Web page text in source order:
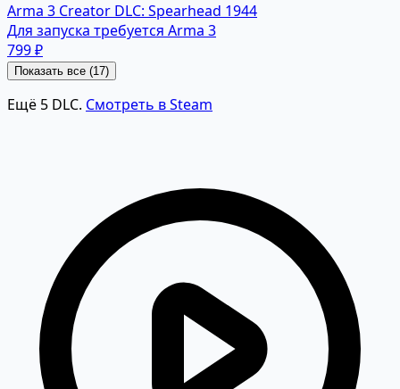
Arma 3 Creator DLC: Spearhead 1944
Для запуска требуется Arma 3
799 ₽
Показать все (17)
Ещё 5 DLC. Смотреть в Steam